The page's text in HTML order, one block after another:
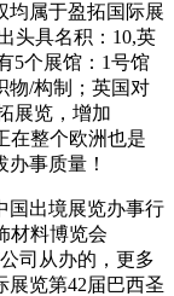
均属于盈拓国际展
头具名积：10,英
5个展馆：1号馆
物/构制；英国对
展览，增加
在整个欧洲也是
事质量！
出境展览办事行
材料博览会
司从办的，更多
览第42届巴西圣